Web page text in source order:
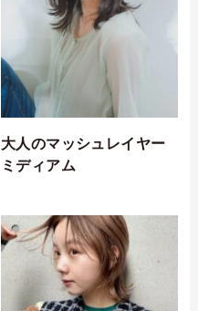
大人のマッシュレイヤー
ミディアム